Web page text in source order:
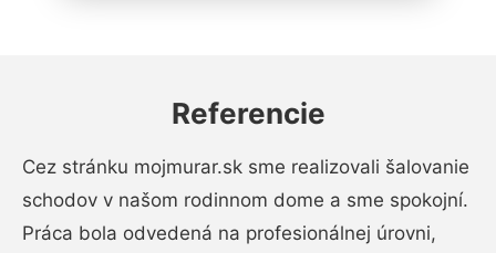
Referencie
Cez stránku mojmurar.sk sme realizovali šalovanie
schodov v našom rodinnom dome a sme spokojní.
Práca bola odvedená na profesionálnej úrovni,